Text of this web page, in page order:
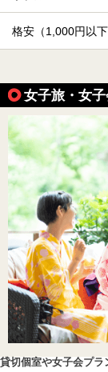
格安（1,000円以下
女子旅・女
貸切個室や女子会プラ